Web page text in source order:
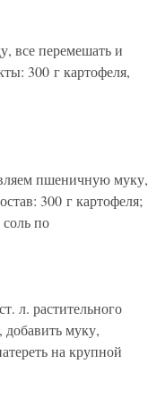
все перемешать и
300 г картофеля,
пшеничную муку,
300 г картофеля;
по
л. растительного
добавить муку,
на крупной